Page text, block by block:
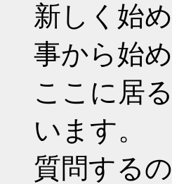
新しく始
事から始
ここに居
います。
質問する